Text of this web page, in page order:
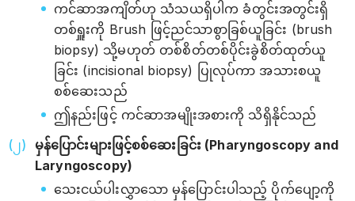
ကင်ဆာအကျိတ်ဟု သံသယရှိပါက ခံတွင်းအတွင်းရှိ
တစ်ရှူးကို Brush ဖြင့်ညင်သာစွာခြစ်ယူခြင်း (brush
biopsy) သို့မဟုတ် တစ်စိတ်တစ်ပိုင်းခွဲစိတ်ထုတ်ယူ
ခြင်း (incisional biopsy) ပြုလုပ်ကာ အသားစယူ
စစ်ဆေးသည်
ဤနည်းဖြင့် ကင်ဆာအမျိုးအစားကို သိရှိနိုင်သည်
မှန်ပြောင်းများဖြင့်စစ်ဆေးခြင်း (Pharyngoscopy and
Laryngoscopy)
သေးငယ်ပါးလွှာသော မှန်ပြောင်းပါသည့် ပိုက်ပျော့ကို